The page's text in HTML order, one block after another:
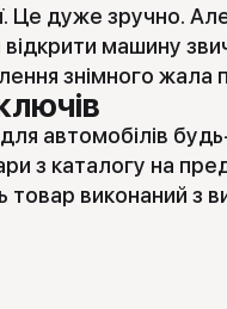
Це дуже зручно.
машину
знімного жала
автомобілів
з каталогу на
виконаний з